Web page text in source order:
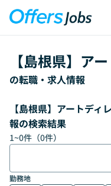
【島根県】 ア
の転職・求人情報
【島根県】アートデ
報の検索結果
1~0件（0件）
勤務地